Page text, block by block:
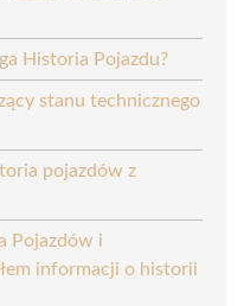
Historia Pojazdu?
stanu technicznego
pojazdów z
Pojazdów i
informacji o historii